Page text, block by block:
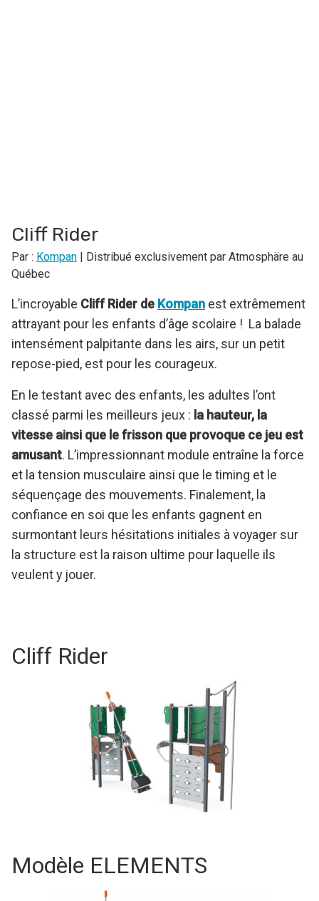
Cliff Rider
Par : Kompan | Distribué exclusivement par Atmosphäre au
Québec
L’incroyable Cliff Rider de Kompan est extrêmement
attrayant pour les enfants d’âge scolaire ! La balade
intensément palpitante dans les airs, sur un petit
repose-pied, est pour les courageux.
En le testant avec des enfants, les adultes l’ont
classé parmi les meilleurs jeux : la hauteur, la
vitesse ainsi que le frisson que provoque ce jeu est
amusant. L’impressionnant module entraîne la force
et la tension musculaire ainsi que le timing et le
séquençage des mouvements. Finalement, la
confiance en soi que les enfants gagnent en
surmontant leurs hésitations initiales à voyager sur
la structure est la raison ultime pour laquelle ils
veulent y jouer.
Cliff Rider
Modèle ELEMENTS